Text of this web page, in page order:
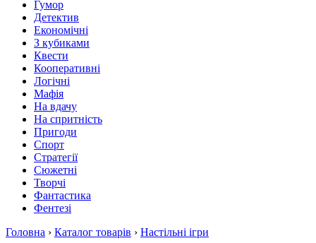
Гумор
Детектив
Економічні
З кубиками
Квести
Кооперативні
Логічні
Мафія
На вдачу
На спритність
Пригоди
Спорт
Стратегії
Сюжетні
Творчі
Фантастика
Фентезі
Головна › Каталог товарів › Настільні ігри